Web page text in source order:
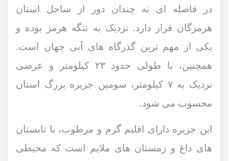
در فاصله ‌ای نه چندان دور از ساحل استان
هرمزگان قرار دارد. نزدیک به تنگه هرمز بوده و
یکی از مهم ‌ترین گذرگاه‌ های آبی جهان است.
همچنین، با طولی حدود ۲۳ کیلومتر و عرضی
نزدیک به ۷ کیلومتر، سومین جزیره بزرگ استان
محسوب می شود.
این جزیره دارای اقلیم گرم و مرطوب، با تابستان‌
های داغ و زمستان ‌های ملایم است که محیطی